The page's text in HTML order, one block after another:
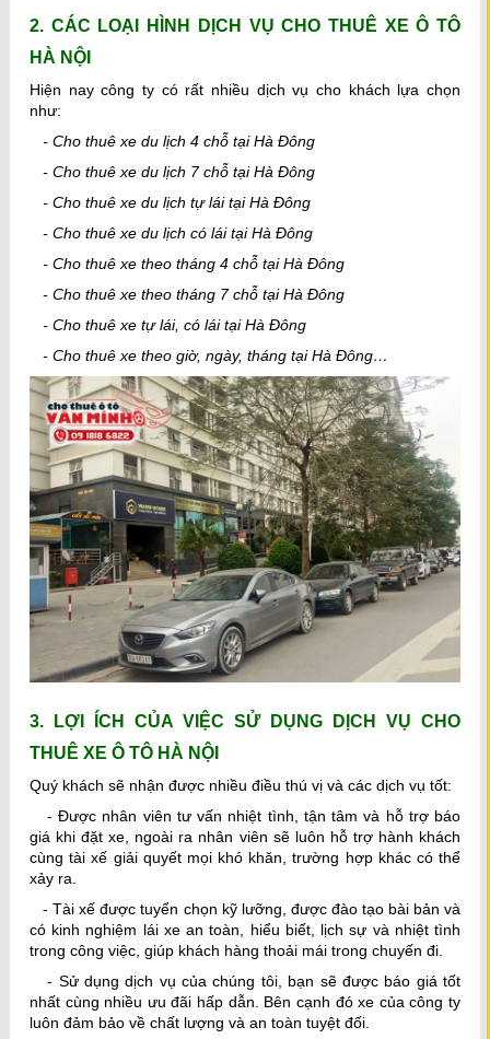
2. CÁC LOẠI HÌNH DỊCH VỤ CHO THUÊ XE Ô TÔ
HÀ NỘI
Hiện nay công ty có rất nhiều dịch vụ cho khách lựa chọn
như:
- Cho thuê xe du lịch 4 chỗ tại Hà Đông
- Cho thuê xe du lịch 7 chỗ tại Hà Đông
- Cho thuê xe du lịch tự lái tại Hà Đông
- Cho thuê xe du lịch có lái tại Hà Đông
- Cho thuê xe theo tháng 4 chỗ tại Hà Đông
- Cho thuê xe theo tháng 7 chỗ tại Hà Đông
- Cho thuê xe tự lái, có lái tại Hà Đông
- Cho thuê xe theo giờ, ngày, tháng tại Hà Đông…
3. LỢI ÍCH CỦA VIỆC SỬ DỤNG DỊCH VỤ CHO
THUÊ XE Ô TÔ HÀ NỘI
Quý khách sẽ nhận được nhiều điều thú vị và các dịch vụ tốt:
- Được nhân viên tư vấn nhiệt tình, tận tâm và hỗ trợ báo
giá khi đặt xe, ngoài ra nhân viên sẽ luôn hỗ trợ hành khách
cùng tài xế giải quyết mọi khó khăn, trường hợp khác có thể
xảy ra.
- Tài xế được tuyển chọn kỹ lưỡng, được đào tạo bài bản và
có kinh nghiệm lái xe an toàn, hiểu biết, lịch sự và nhiệt tình
trong công việc, giúp khách hàng thoải mái trong chuyến đi.
- Sử dụng dịch vụ của chúng tôi, bạn sẽ được báo giá tốt
nhất cùng nhiều ưu đãi hấp dẫn. Bên cạnh đó xe của công ty
luôn đảm bảo về chất lượng và an toàn tuyệt đối.